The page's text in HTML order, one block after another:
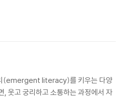
리(emergent literacy)를 키우는 다양
, 웃고 궁리하고 소통하는 과정에서 자